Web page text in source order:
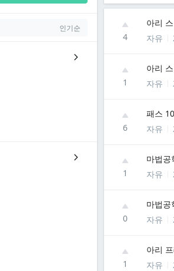
인기순
4
아리
자유
1
아리
자유
6
패스
자유
1
마법공
자유
0
마법공
자유
1
아리
자유